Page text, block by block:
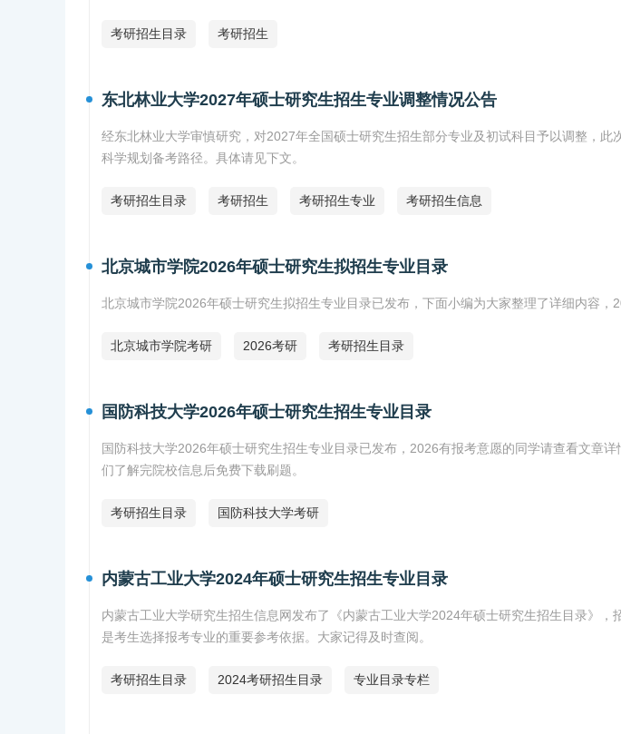
考研招生目录 考研招生
东北林业大学2027年硕士研究生招生专业调整情况公告
经东北林业大学审慎研究，对2027年全国硕士研究生招生部分专业及初试科目予以调整，此
科学规划备考路径。具体请见下文。
考研招生目录 考研招生 考研招生专业 考研招生信息
北京城市学院2026年硕士研究生拟招生专业目录
北京城市学院2026年硕士研究生拟招生专业目录已发布，下面小编为大家整理了详细内容，
北京城市学院考研 2026考研 考研招生目录
国防科技大学2026年硕士研究生招生专业目录
国防科技大学2026年硕士研究生招生专业目录已发布，2026有报考意愿的同学请查看文章
们了解完院校信息后免费下载刷题。
考研招生目录 国防科技大学考研
内蒙古工业大学2024年硕士研究生招生专业目录
内蒙古工业大学研究生招生信息网发布了《内蒙古工业大学2024年硕士研究生招生目录》，
是考生选择报考专业的重要参考依据。大家记得及时查阅。
考研招生目录 2024考研招生目录 专业目录专栏